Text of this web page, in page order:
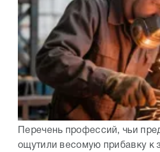
Перечень профессий, чьи
ощутили весомую прибавку к